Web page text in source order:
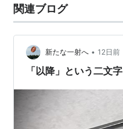
関連ブログ
新たな一射へ • 12日前
「以降」という二文字